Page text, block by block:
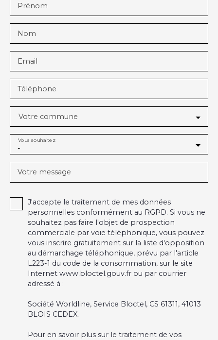
Prénom
Nom
Email
Téléphone
Votre commune
-
Vous souhaitez
Votre message
J'accepte le traitement de mes données
personnelles conformément au RGPD. Si vous ne
souhaitez pas faire l'objet de prospection
commerciale par voie téléphonique, vous pouvez
vous inscrire gratuitement sur la liste d'opposition
au démarchage téléphonique, prévu par l'article
L223-1 du code de la consommation, sur le site
Internet www.bloctel.gouv.fr ou par courrier
adressé à :
Société Worldline, Service Bloctel, CS 61311, 41013
BLOIS CEDEX.
Pour en savoir plus sur le traitement de vos